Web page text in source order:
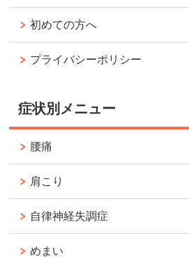
初めての方へ
プライバシーポリシー
症状別メニュー
腰痛
肩こり
自律神経失調症
めまい